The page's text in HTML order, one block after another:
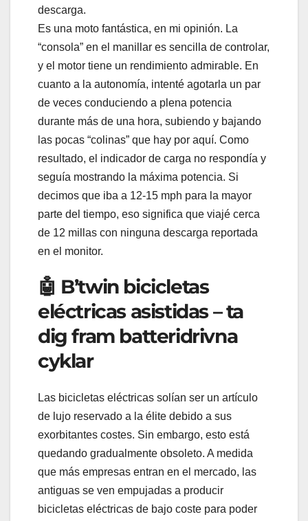
descarga.
Es una moto fantástica, en mi opinión. La
“consola” en el manillar es sencilla de controlar,
y el motor tiene un rendimiento admirable. En
cuanto a la autonomía, intenté agotarla un par
de veces conduciendo a plena potencia
durante más de una hora, subiendo y bajando
las pocas “colinas” que hay por aquí. Como
resultado, el indicador de carga no respondía y
seguía mostrando la máxima potencia. Si
decimos que iba a 12-15 mph para la mayor
parte del tiempo, eso significa que viajé cerca
de 12 millas con ninguna descarga reportada
en el monitor.
🤖 B’twin bicicletas
eléctricas asistidas – ta
dig fram batteridrivna
cyklar
Las bicicletas eléctricas solían ser un artículo
de lujo reservado a la élite debido a sus
exorbitantes costes. Sin embargo, esto está
quedando gradualmente obsoleto. A medida
que más empresas entran en el mercado, las
antiguas se ven empujadas a producir
bicicletas eléctricas de bajo coste para poder